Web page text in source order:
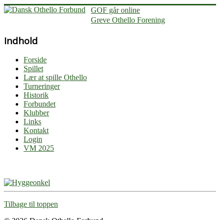
GOF går online
Greve Othello Forening
Indhold
Forside
Spillet
Lær at spille Othello
Turneringer
Historik
Forbundet
Klubber
Links
Kontakt
Login
VM 2025
Tilbage til toppen